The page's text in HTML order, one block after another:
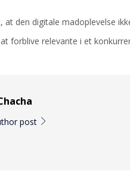
at den digitale madoplevelse
forblive relevante i et
post